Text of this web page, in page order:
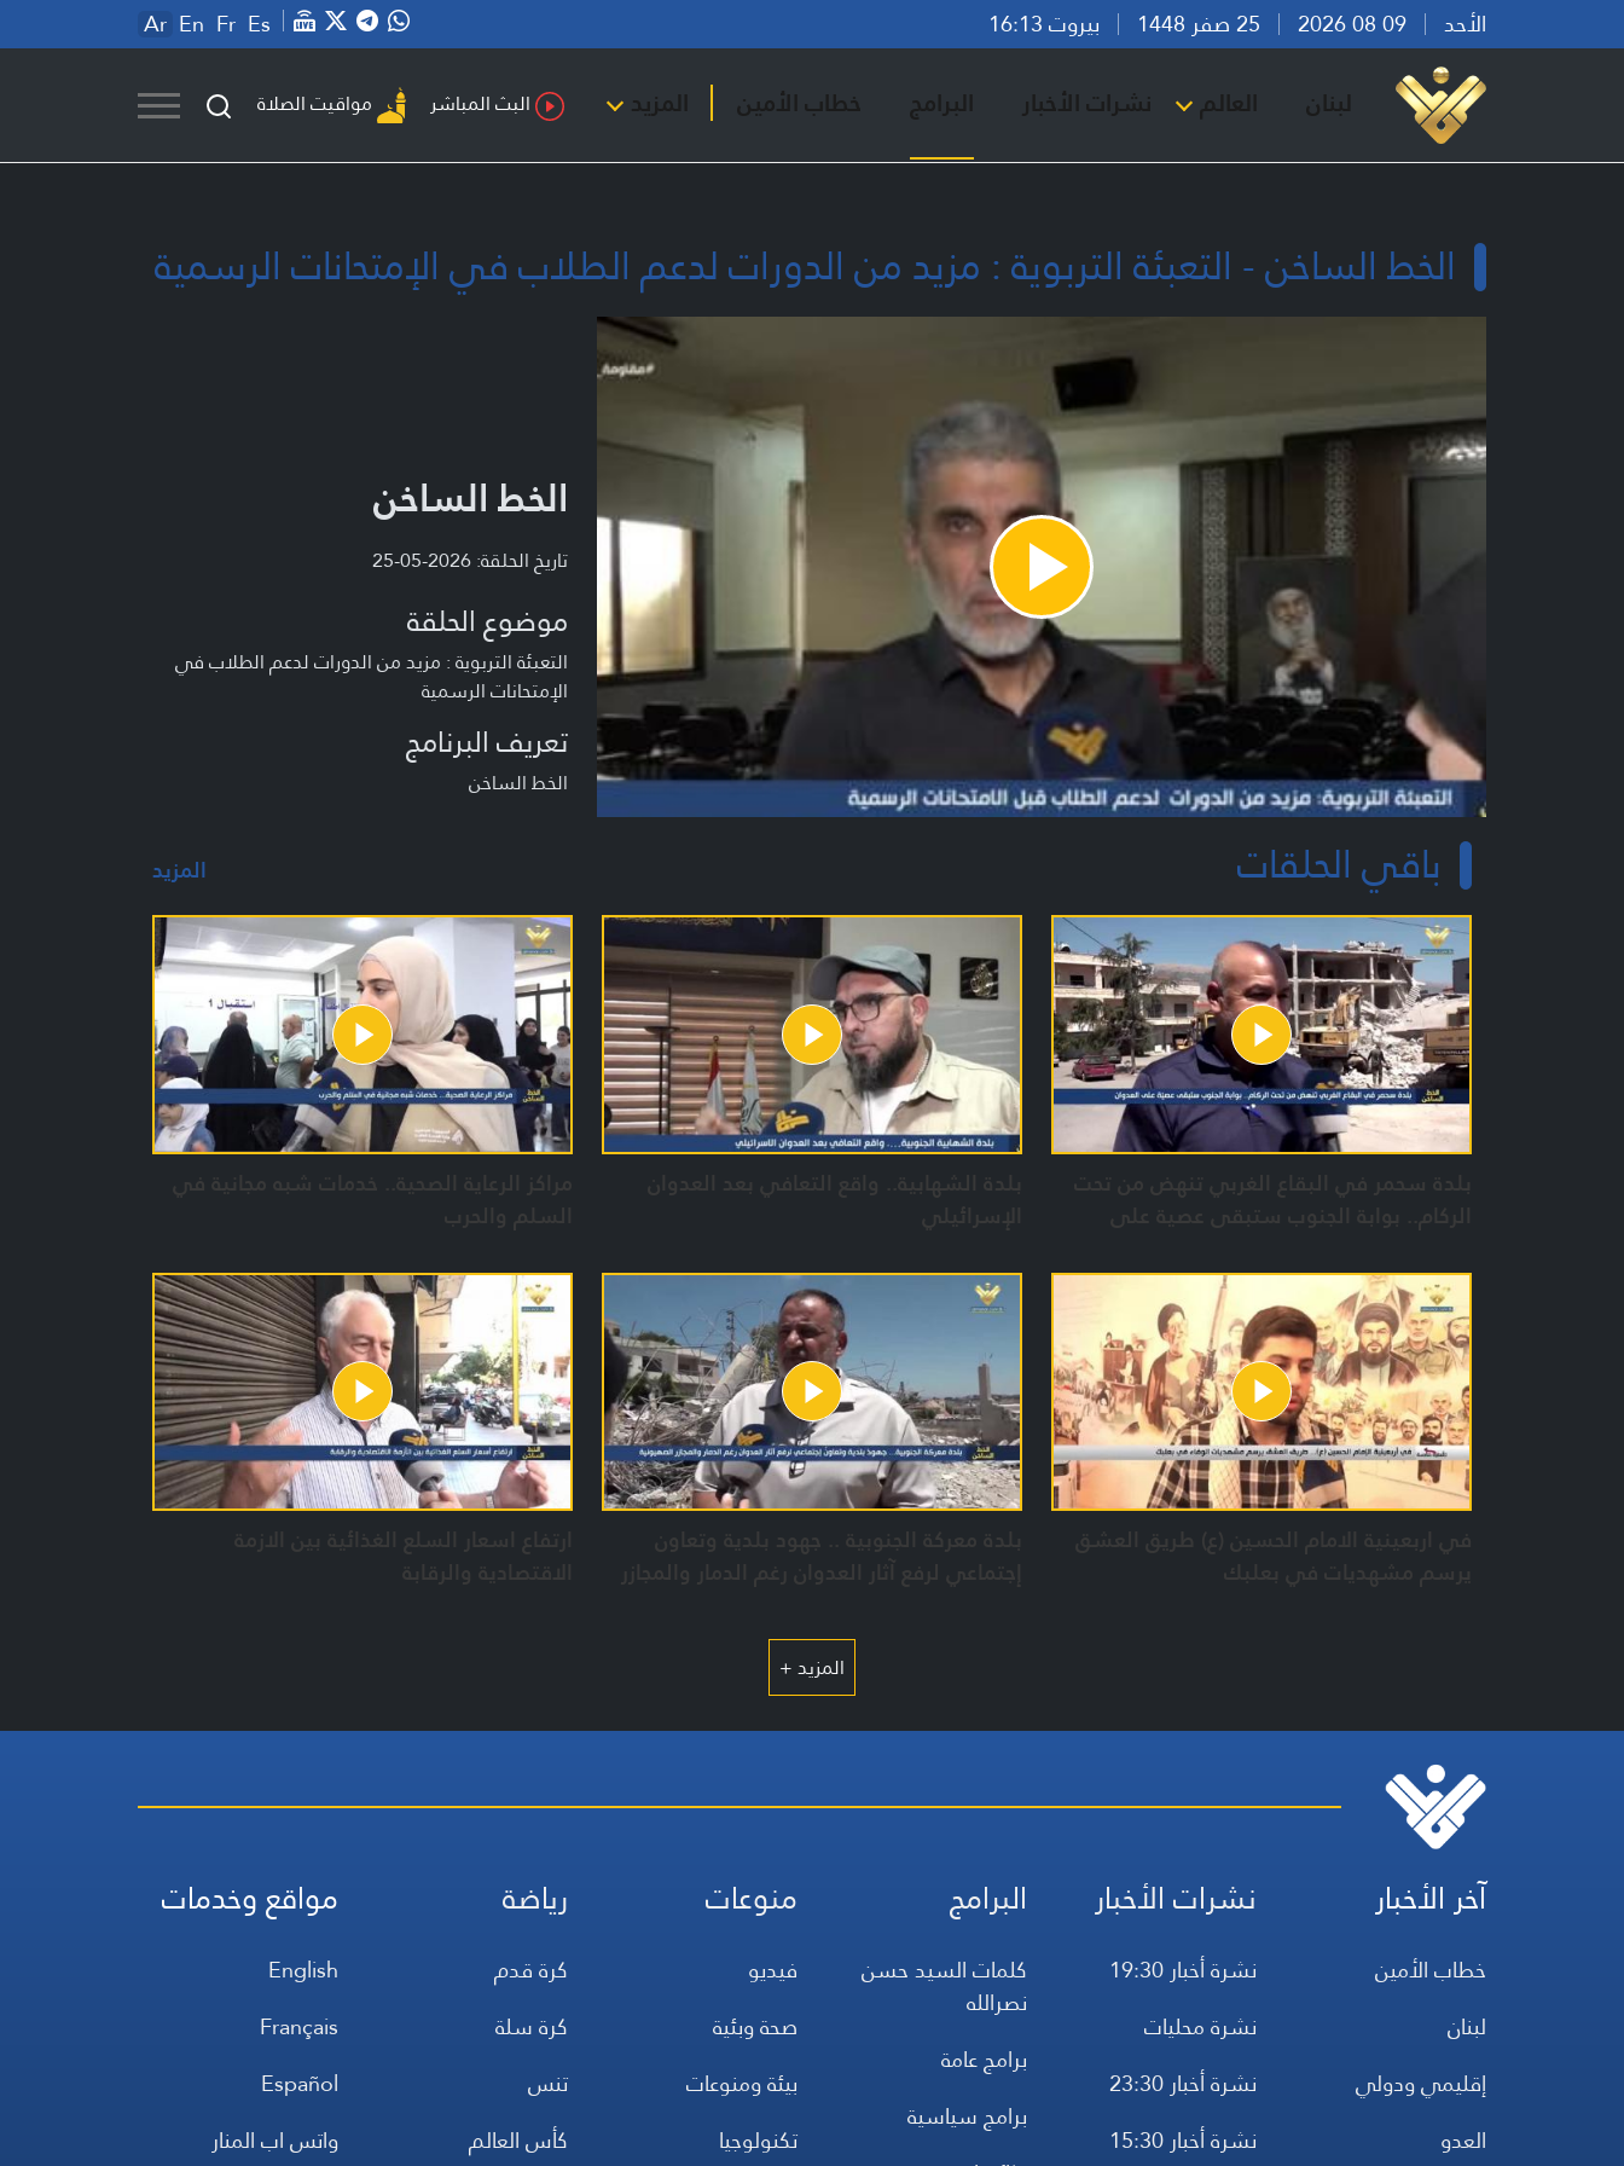
الأحد بيروت 16:13 Ar En Fr Es
لبنان العالم نشرات الأخبار البرامج خطاب الأمين المزيد البث المباشر مواقيت الصلاة
الخط الساخن - التعبئة التربوية : مزيد من الدورات لدعم الطلاب في الإمتحانات الرسمية
Play
Video
الخط الساخن
تاريخ الحلقة: 2026-05-25
موضوع الحلقة
التعبئة التربوية : مزيد من الدورات لدعم الطلاب في
الإمتحانات الرسمية
تعريف البرنامج
الخط الساخن
باقي الحلقات المزيد
بلدة سحمر في البقاع الغربي تنهض من تحت
الركام.. بوابة الجنوب ستبقى عصية على
بلدة الشهابية.. واقع التعافي بعد العدوان
الإسرائيلي
مراكز الرعاية الصحية.. خدمات شبه مجانية في
السلم والحرب
في اربعينية الامام الحسين (ع) طريق العشق
يرسم مشهديات في بعلبك
بلدة معركة الجنوبية .. جهود بلدية وتعاون
إجتماعي لرفع آثار العدوان رغم الدمار والمجازر
ارتفاع اسعار السلع الغذائية بين الازمة
الاقتصادية والرقابة
المزيد +
آخر الأخبار
خطاب الأمين
لبنان
إقليمي ودولي
العدو
نشرات الأخبار
نشرة أخبار 19:30
نشرة محليات
نشرة أخبار 23:30
نشرة أخبار 15:30
البرامج
كلمات السيد حسن
نصرالله
برامج عامة
برامج سياسية
منوعات
فيديو
صحة وبئية
بيئة ومنوعات
تكنولوجيا
رياضة
كرة قدم
كرة سلة
تنس
كأس العالم
مواقع وخدمات
English
Français
Español
واتس اب المنار